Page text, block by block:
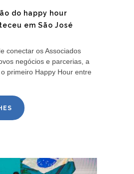
do happy hour
em São José
conectar os Associados
negócios e parcerias, a
primeiro Happy Hour entre